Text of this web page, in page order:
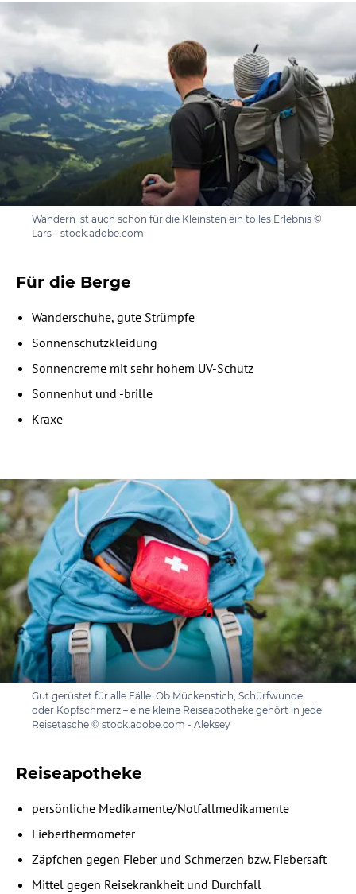
Wandern ist auch schon für die Kleinsten ein tolles Erlebnis ©
Lars - stock.adobe.com
Für die Berge
Wanderschuhe, gute Strümpfe
Sonnenschutzkleidung
Sonnencreme mit sehr hohem UV-Schutz
Sonnenhut und -brille
Kraxe
Gut gerüstet für alle Fälle: Ob Mückenstich, Schürfwunde
oder Kopfschmerz – eine kleine Reiseapotheke gehört in jede
Reisetasche © stock.adobe.com - Aleksey
Reiseapotheke
persönliche Medikamente/Notfallmedikamente
Fieberthermometer
Zäpfchen gegen Fieber und Schmerzen bzw. Fiebersaft
Mittel gegen Reisekrankheit und Durchfall